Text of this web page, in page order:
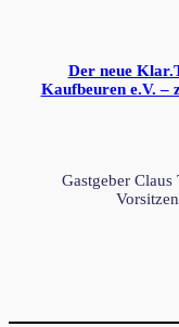
Der neue
Kaufbeuren e.V. –
Gastgeber